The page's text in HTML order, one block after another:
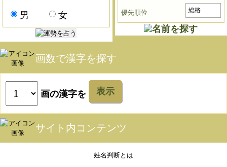
男 女 優先順位
画数で漢字を探す
画の漢字を 表示
サイト内コンテンツ
姓名判断とは